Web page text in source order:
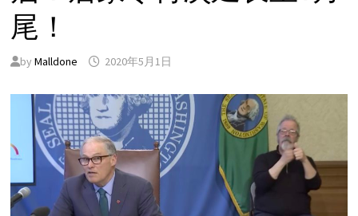
尾！
by Malldone 2020年5月1日